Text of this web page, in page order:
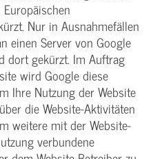
Nur in Ausnahmefällen
einen Server von Google
dort gekürzt. Im Auftrag
wird Google diese
Ihre Nutzung der Website
die Website-Aktivitäten
weitere mit der Website-
verbundene